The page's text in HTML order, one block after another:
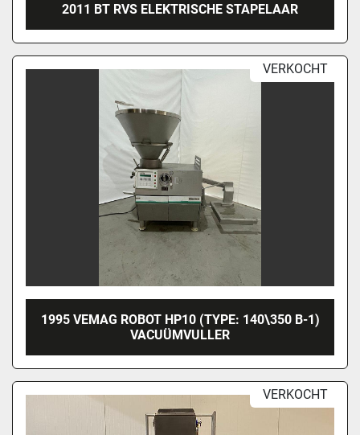
2011 BT RVS ELEKTRISCHE STAPELAAR
VERKOCHT
1995 VEMAG ROBOT HP10 (TYPE: 140\350 B-1)
VACUÜMVULLER
VERKOCHT